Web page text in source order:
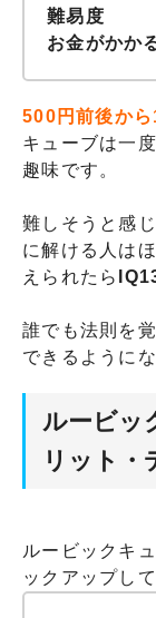
難易
お金がか
500円前後か
キューブは一
趣味です。
難しそうと感
に解ける人は
えられたら
誰でも法則を
できるように
ルービッ
リット・
ルービックキ
ックアップし